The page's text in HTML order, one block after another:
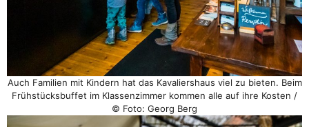
Auch Familien mit Kindern hat das Kavaliershaus viel zu bieten. Beim
Frühstücksbuffet im Klassenzimmer kommen alle auf ihre Kosten /
© Foto: Georg Berg